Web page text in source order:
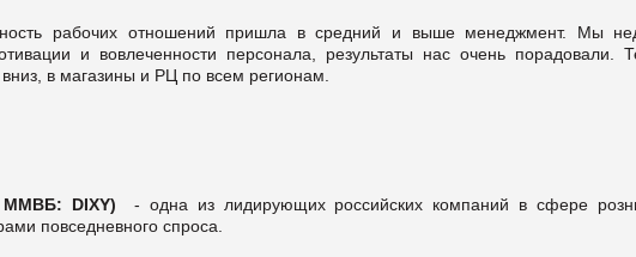
рабочих отношений пришла в средний и выше менеджмент. Мы
и вовлеченности персонала, результаты нас очень порадовали.
в магазины и РЦ по всем регионам.
ММВБ: DIXY)- одна из лидирующих российских компаний в сфере
повседневного спроса.